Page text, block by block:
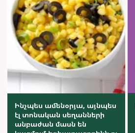
Ինչպես ամենօրյա, այնպես
էլ տոնական սեղանների
անբաժան մասն են